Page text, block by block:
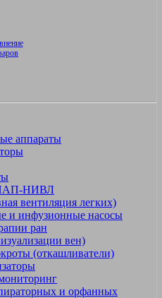
аппараты
НИВЛ
вентиляция легких)
и инфузионные насосы
ран
вен)
(откашливатели)
и орфанных